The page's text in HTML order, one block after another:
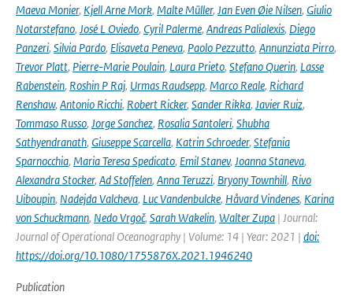
Maeva Monier, Kjell Arne Mork, Malte Müller, Jan Even Øie Nilsen, Giulio
Notarstefano, José L Oviedo, Cyril Palerme, Andreas Palialexis, Diego
Panzeri, Silvia Pardo, Elisaveta Peneva, Paolo Pezzutto, Annunziata Pirro,
Trevor Platt, Pierre-Marie Poulain, Laura Prieto, Stefano Querin, Lasse
Rabenstein, Roshin P Raj, Urmas Raudsepp, Marco Reale, Richard
Renshaw, Antonio Ricchi, Robert Ricker, Sander Rikka, Javier Ruiz,
Tommaso Russo, Jorge Sanchez, Rosalia Santoleri, Shubha
Sathyendranath, Giuseppe Scarcella, Katrin Schroeder, Stefania
Sparnocchia, Maria Teresa Spedicato, Emil Stanev, Joanna Staneva,
Alexandra Stocker, Ad Stoffelen, Anna Teruzzi, Bryony Townhill, Rivo
Uiboupin, Nadejda Valcheva, Luc Vandenbulcke, Håvard Vindenes, Karina
von Schuckmann, Nedo Vrgoč, Sarah Wakelin, Walter Zupa | Journal:
Journal of Operational Oceanography | Volume: 14 | Year: 2021 | doi:
https://doi.org/10.1080/1755876X.2021.1946240
Publication